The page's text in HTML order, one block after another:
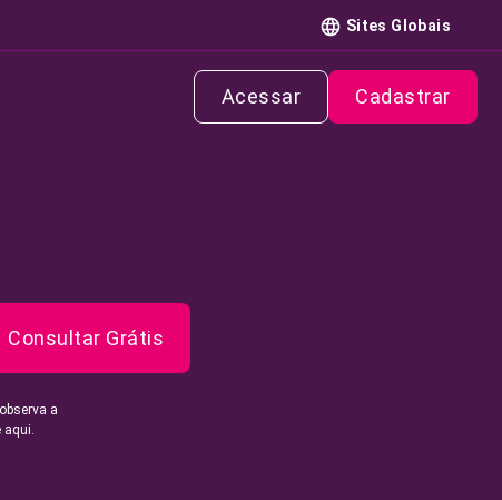
Sites Globais
Acessar Cadastrar
Consultar Grátis
a
aqui.